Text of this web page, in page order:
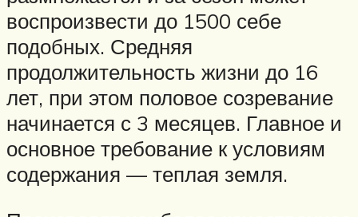
воспроизвести до 1500 себе
подобных. Средняя
продолжительность жизни до 16
лет, при этом половое созревание
начинается с 3 месяцев. Главное и
основное требование к условиям
содержания — теплая земля.